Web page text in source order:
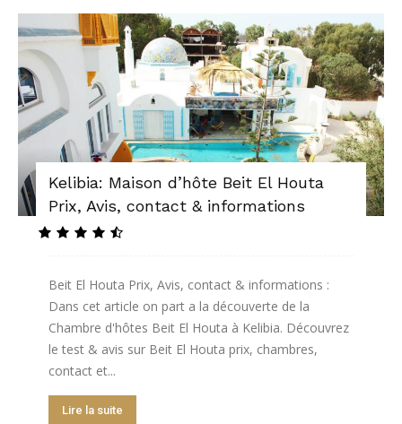
Kelibia: Maison d’hôte Beit El Houta
Prix, Avis, contact & informations
Beit El Houta Prix, Avis, contact & informations :
Dans cet article on part a la découverte de la
Chambre d'hôtes Beit El Houta à Kelibia. Découvrez
le test & avis sur Beit El Houta prix, chambres,
contact et...
Lire la suite